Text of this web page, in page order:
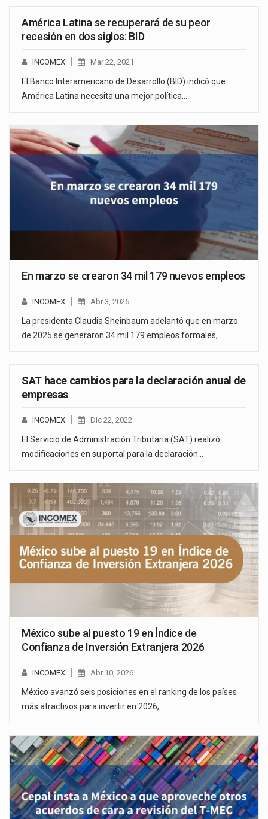
América Latina se recuperará de su peor
recesión en dos siglos: BID
INCOMEX Mar 22, 2021
El Banco Interamericano de Desarrollo (BID) indicó que
América Latina necesita una mejor política…
En marzo se crearon 34 mil 179 nuevos empleos
INCOMEX Abr 3, 2025
La presidenta Claudia Sheinbaum adelantó que en marzo
de 2025 se generaron 34 mil 179 empleos formales,…
SAT hace cambios para la declaración anual de
empresas
INCOMEX Dic 22, 2022
El Servicio de Administración Tributaria (SAT) realizó
modificaciones en su portal para la declaración…
México sube al puesto 19 en Índice de
Confianza de Inversión Extranjera 2026
INCOMEX Abr 10, 2026
México avanzó seis posiciones en el ranking de los países
más atractivos para invertir en 2026,…